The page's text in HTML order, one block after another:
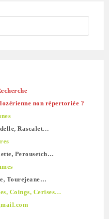
non répertoriée ?
Rascalet…
Perousetch…
Tourejeane…
Coings, Cerises…